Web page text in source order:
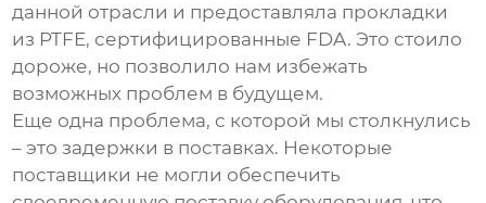
данной отрасли и предоставляла прокладки
из PTFE, сертифицированные FDA. Это стоило
дороже, но позволило нам избежать
возможных проблем в будущем.
Еще одна проблема, с которой мы столкнулись
– это задержки в поставках. Некоторые
поставщики не могли обеспечить